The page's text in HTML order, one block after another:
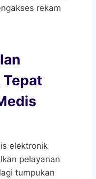
rekam
elektronik
pelayanan
tumpukan